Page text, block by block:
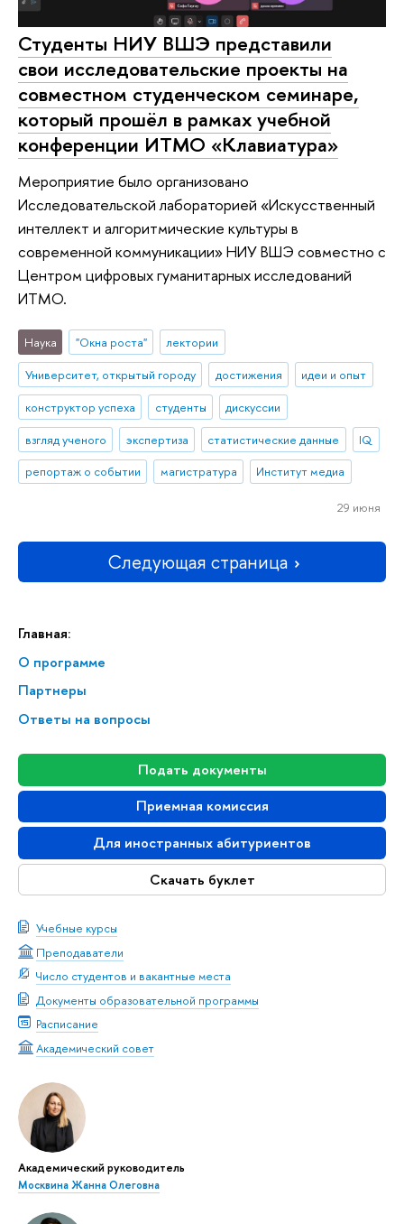
Главная:
О программе
Партнеры
Ответы на вопросы
Подать документы
Приемная комиссия
Для иностранных абитуриентов
Скачать буклет
Учебные курсы
Преподаватели
Число студентов и вакантные места
Документы образовательной программы
Расписание
Академический совет
Академический руководитель
Москвина Жанна Олеговна
Студенты НИУ ВШЭ представили
свои исследовательские проекты на
совместном студенческом семинаре,
который прошёл в рамках учебной
конференции ИТМО «Клавиатура»
Мероприятие было организовано
Исследовательской лабораторией «Искусственный
интеллект и алгоритмические культуры в
современной коммуникации» НИУ ВШЭ совместно с
Центром цифровых гуманитарных исследований
ИТМО.
Наука "Окна роста"
лектории
Университет, открытый городу
достижения
идеи и опыт
конструктор успеха
студенты
дискуссии
взгляд ученого
экспертиза статистические данные
IQ
репортаж о событии
магистратура Институт медиа
29 июня
Следующая страница